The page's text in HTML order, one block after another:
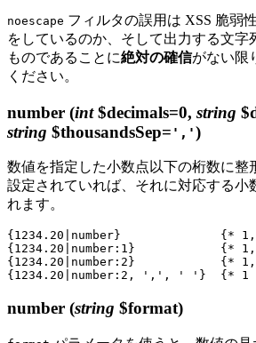
noescape フィルタの誤用は XSS 脆弱
をしているのか、そして出力する文字
ものであることに絶対の確信がない限
ください。
number (int$decimals=0, string
string $thousandsSep= ',')
数値を指定した小数点以下の桁数に整
設定されていれば、それに対応する小
れます。
{1234.20|number}              {*
{1234.20|number:1}            {*
{1234.20|number:2}            {*
number (string $format)